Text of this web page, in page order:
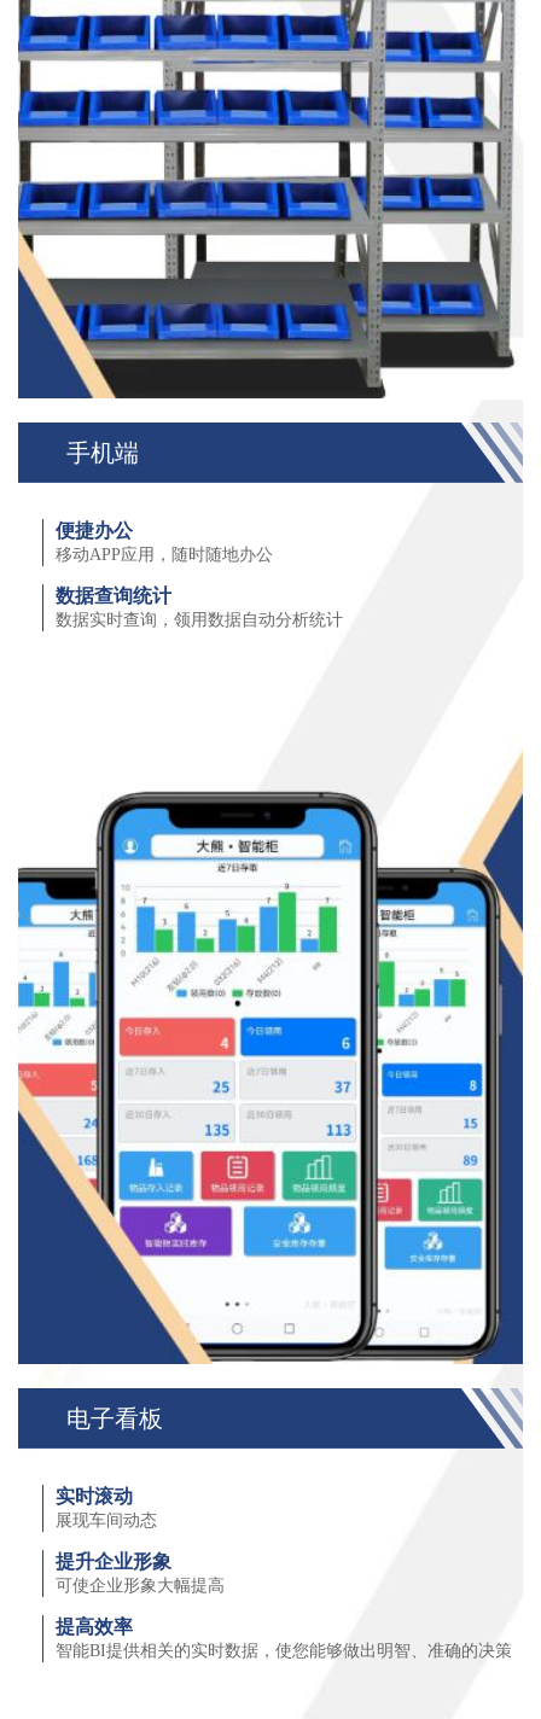
手机端
便捷办公
移动APP应用，随时随地办公
数据查询统计
数据实时查询，领用数据自动分析统计
电子看板
实时滚动
展现车间动态
提升企业形象
可使企业形象大幅提高
提高效率
智能BI提供相关的实时数据，使您能够做出明智、准确的决策